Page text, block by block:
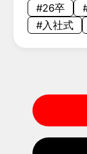
#26卒
#入社式